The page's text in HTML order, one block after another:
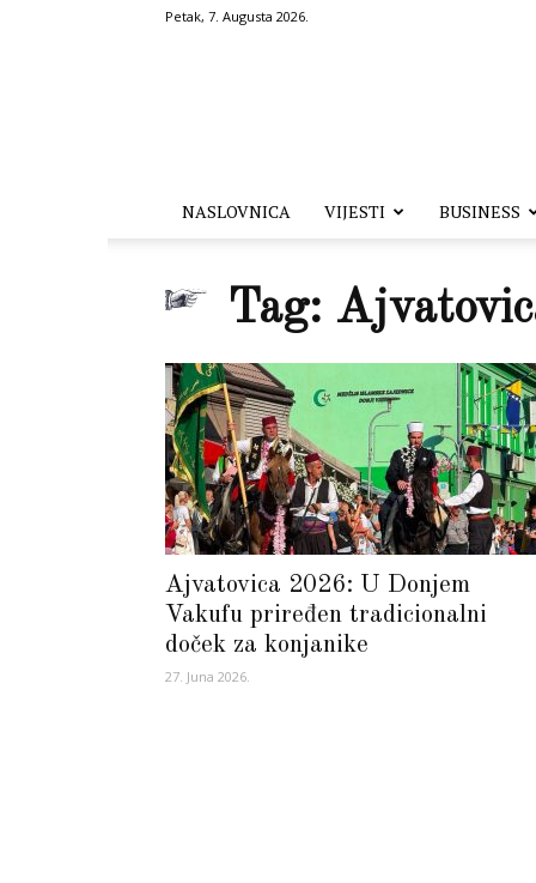
Petak, 7. Augusta 2026.
NASLOVNICA VIJESTI BUSINESS
Tag:
Ajvatovica 2026: U Donjem
Vakufu priređen tradicionalni
doček za konjanike
27. Juna 2026.